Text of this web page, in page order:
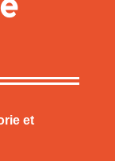
et